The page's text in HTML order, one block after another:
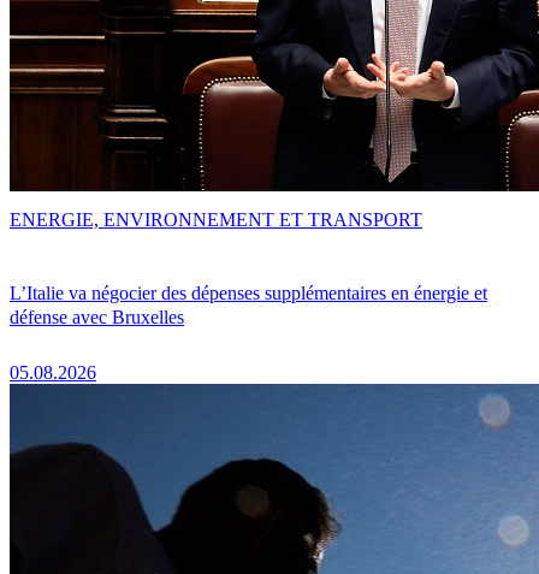
L’Italie va négocier des dépenses supplémentaires en énergie et
défense avec Bruxelles
05.08.2026
ENERGIE, ENVIRONNEMENT ET TRANSPORT